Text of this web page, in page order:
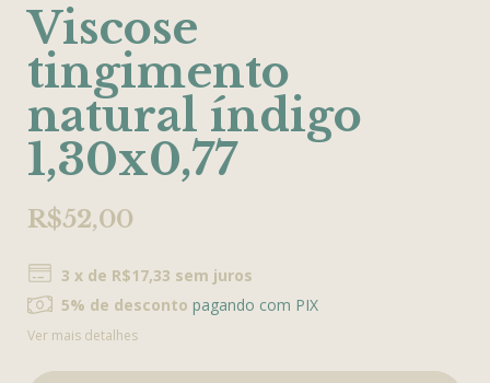
Viscose
tingimento
natural índigo
1,30x0,77
R$52,00
3 x de R$17,33 sem juros
5% de desconto pagando com PIX
Ver mais detalhes